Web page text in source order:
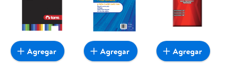
Agregar Agregar Agregar